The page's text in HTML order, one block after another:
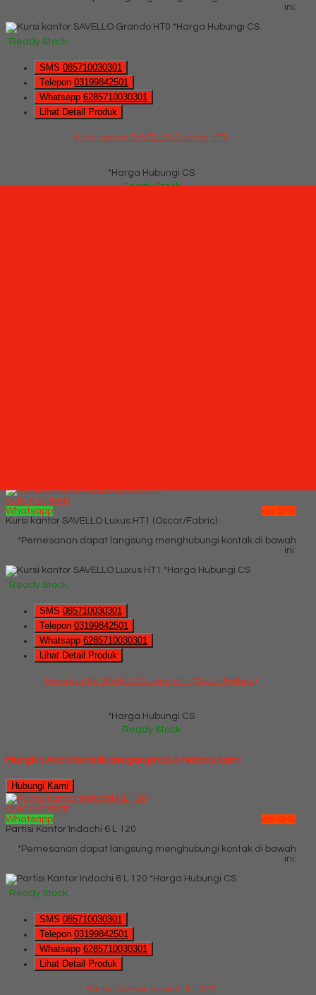
ini:
*Harga Hubungi CS
Ready Stock
SMS 085710030301
Telepon 03199842501
Whatsapp 6285710030301
Lihat Detail Produk
Kursi kantor SAVELLO Grando HT0
*Harga Hubungi CS
Ready Stock
QUICK ORDER
Whatsapp
via SMS
Kursi kantor SAVELLO Luxus HT1 (Oscar/Fabric)
*Pemesanan dapat langsung menghubungi kontak di bawah
ini:
*Harga Hubungi CS
Ready Stock
SMS 085710030301
Telepon 03199842501
Whatsapp 6285710030301
Lihat Detail Produk
Kursi kantor SAVELLO Luxus HT1 (Oscar/Fabric)
*Harga Hubungi CS
Ready Stock
Mungkin Anda tertarik dengan produk terbaru kami
Hubungi Kami
QUICK ORDER
Whatsapp
via SMS
Partisi Kantor Indachi 6 L 120
*Pemesanan dapat langsung menghubungi kontak di bawah
ini:
*Harga Hubungi CS
Ready Stock
SMS 085710030301
Telepon 03199842501
Whatsapp 6285710030301
Lihat Detail Produk
Partisi Kantor Indachi 6 L 120